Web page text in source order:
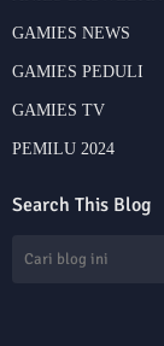
GAMIES NEWS
GAMIES PEDULI
GAMIES TV
PEMILU 2024
Search This Blog